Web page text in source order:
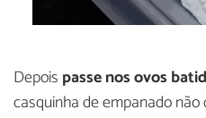
Depois passe nos ovos
casquinha de empanado